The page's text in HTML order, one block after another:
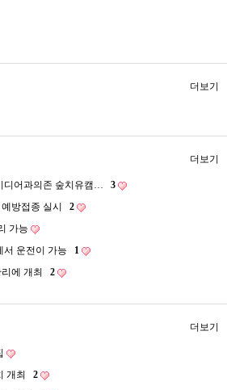
더보기
디어과의존 숲치유캠…
3
방접종 실시
2
가능
서 운전이 가능
1
에 개최
2
더보기
개최
2
더보기